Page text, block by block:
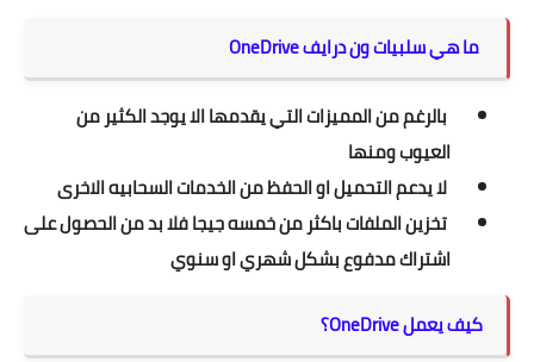
ما هي سلبيات ون درايف OneDrive
بالرغم من المميزات التي يقدمها الا يوجد الكثير من
العيوب ومنها
لا يدعم التحميل او الحفظ من الخدمات السحابيه الاخرى
تخزين الملفات باكثر من خمسه جيجا فلا بد من الحصول على
اشتراك مدفوع بشكل شهري او سنوي
كيف يعمل OneDrive؟